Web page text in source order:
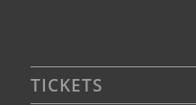
TICKETS